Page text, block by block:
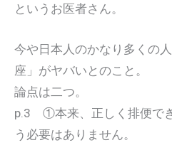
というお医者さん。
今や日本人のかなり多くの
座」がヤバいとのこと。
論点は二つ。
p.3 ①本来、正しく排便で
う必要はありません。